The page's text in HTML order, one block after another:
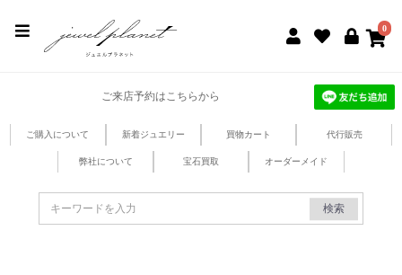
0
ご来店予約はこちらから
ご購入について 新着ジュエリー 買物カート 代行販売
弊社について 宝石買取 オーダーメイド
検索